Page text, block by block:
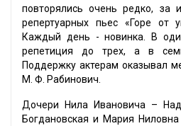
повторялись очень редко, за
репертуарных пьес «Горе от
Каждый день - новинка. В
репетиция до трех, а в
Поддержку актерам оказывал
М. Ф. Рабинович.
Дочери Нила Ивановича –
Богдановская и Мария